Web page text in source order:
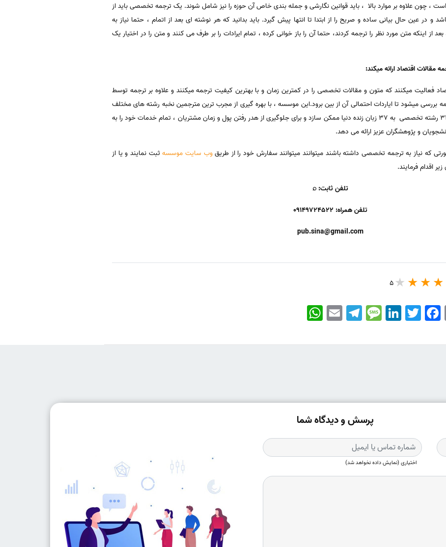
چون علاوه بر موارد بالا ، باید قوانین نگارشی و جمله بندی خاص آن حوزه را نیز شامل شوند. یک ترجمه تخصصی باید از
و در عین حال بیانی ساده و صریح را از ابتدا تا انتها پیش گیرد. باید بدانید که هر نوشته ای بعد از اتمام ، حتما نیاز به
از اینکه متن مورد نظر را ترجمه کردند، حتما آن را باز خوانی کرده ، تمام ایرادات را بر طرف می کنند و متن را در اختیار یک
مقالات اقتصاد ارائه میکند:
فعالیت میکنند که متون و مقالات تخصصی را در کمترین زمان و با بهترین کیفیت ترجمه میکنند و علاوه بر ترجمه توسط
بررسی میشود تا ایاردات احتمالی آن از بین برود.این موسسه ، با بهره گیری از مجرب ترین مترجمین نخبه رشته های مختلف
، توانسته است ترجمه تخصصی را در 32 رشته تخصصی به 37 زبان زنده دنیا ممکن سازد و برای جلوگیری از هدر رفتن پول و زمان مشتریان ، تمام خدمات خود را به
که نیاز به ترجمه تخصصی داشته باشند میتوانند میتوانند سفارش خود را از طریقوب سایت موسسهثبت نمایند و یا از
اقدام فرمایند.
تلفن ثابت: ⌕
تلفن همراه: 09149724522
pub.sina@gmail.com
5
WhatsApp EmailTelegramMessageLinkedIn TwitterFacebook
پرسش و دیدگاه شما
اختیاری (نمایش داده نخواهد شد)